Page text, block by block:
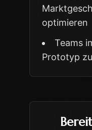
optimieren
Teams
Prototyp